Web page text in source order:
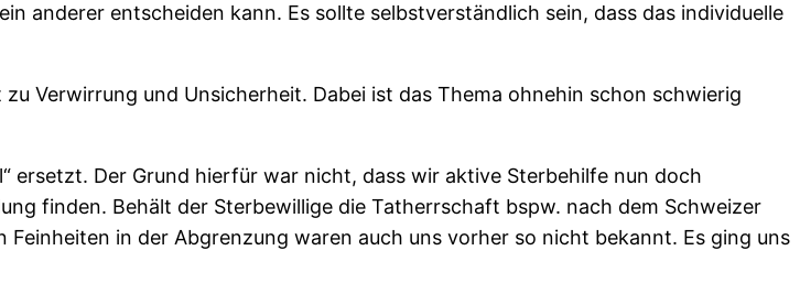
anderer entscheiden kann. Es sollte selbstverständlich sein, dass das individuelle
Verwirrung und Unsicherheit. Dabei ist das Thema ohnehin schon schwierig
ersetzt. Der Grund hierfür war nicht, dass wir aktive Sterbehilfe nun doch
finden. Behält der Sterbewillige die Tatherrschaft bspw. nach dem Schweizer
in der Abgrenzung waren auch uns vorher so nicht bekannt. Es ging uns